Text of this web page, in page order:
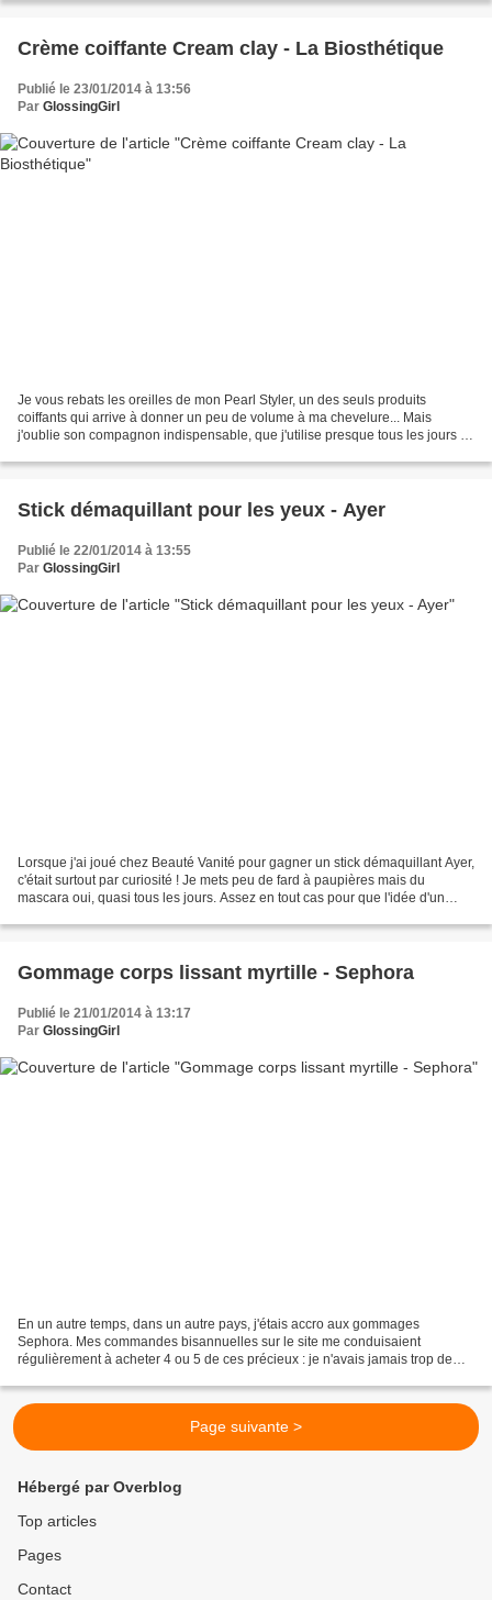
Crème coiffante Cream clay - La Biosthétique
Publié le 23/01/2014 à 13:56
Par GlossingGirl
Je vous rebats les oreilles de mon Pearl Styler, un des seuls produits
coiffants qui arrive à donner un peu de volume à ma chevelure... Mais
j'oublie son compagnon indispensable, que j'utilise presque tous les jours :
Stick démaquillant pour les yeux - Ayer
Publié le 22/01/2014 à 13:55
Par GlossingGirl
Lorsque j'ai joué chez Beauté Vanité pour gagner un stick démaquillant Ayer,
c'était surtout par curiosité ! Je mets peu de fard à paupières mais du
mascara oui, quasi tous les jours. Assez en tout cas pour que l'idée d'un
Gommage corps lissant myrtille - Sephora
Publié le 21/01/2014 à 13:17
Par GlossingGirl
En un autre temps, dans un autre pays, j'étais accro aux gommages
Sephora. Mes commandes bisannuelles sur le site me conduisaient
régulièrement à acheter 4 ou 5 de ces précieux : je n'avais jamais trop de
Page suivante >
Hébergé par Overblog
Top articles
Pages
Contact